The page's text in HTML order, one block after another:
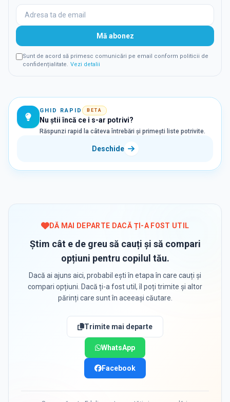
Mă abonez
Sunt de acord să primesc comunicări pe email conform politicii de
confidențialitate. Vezi detalii
GHID RAPID BETA
Nu știi încă ce i s-ar potrivi?
Răspunzi rapid la câteva întrebări și primești liste potrivite.
Deschide
DĂ MAI DEPARTE DACĂ ȚI-A FOST UTIL
Știm cât e de greu să cauți și să compari
opțiuni pentru copilul tău.
Dacă ai ajuns aici, probabil ești în etapa în care cauți și
compari opțiuni. Dacă ți-a fost util, îl poți trimite și altor
părinți care sunt în aceeași căutare.
Trimite mai departe
WhatsApp
Facebook